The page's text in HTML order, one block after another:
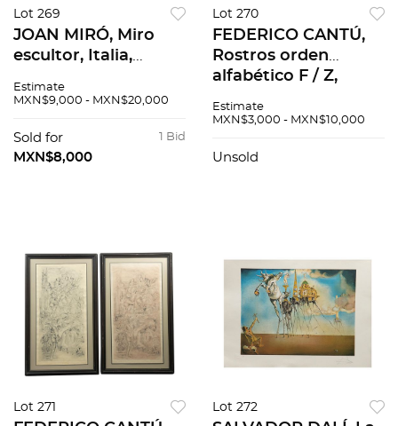
Lot 269
JOAN MIRÓ, Miro
escultor, Italia,
Litografía sin
x 40 cm
Estimate
MXN$9,000 - MXN$20,000
1 Bid
Sold for
MXN$8,000
Lot 270
FEDERICO CANTÚ,
Rostros orden
alfabético F / Z,
25, 47 x 94 cm
Estimate
MXN$3,000 - MXN$10,000
Unsold
Lot 271 Lot 272